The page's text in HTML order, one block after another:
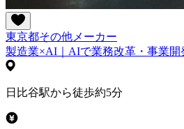
東京都その他 メーカー
製造業×AI｜AIで業務改革・事業開
日比谷駅から徒歩約5分